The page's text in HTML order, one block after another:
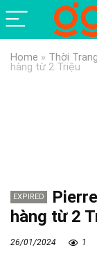
Home » Thời
hàng từ 2 Triệu
EXPIRED
hàng từ 2
26/01/2024 1